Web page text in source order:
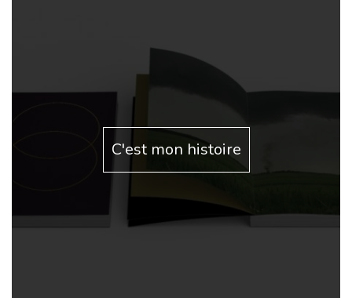
C'est mon histoire